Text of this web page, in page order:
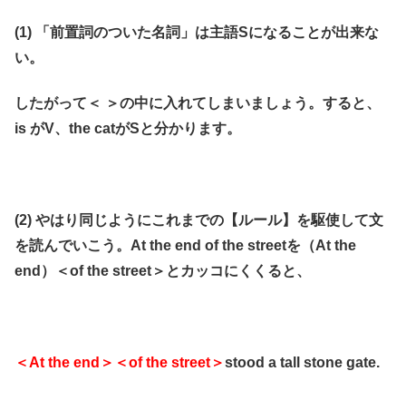
(1) 「前置詞のついた名詞」は主語Sになることが出来な
い。
したがって＜ ＞の中に入れてしまいましょう。すると、
is がV、the catがSと分かります。
(2) やはり同じようにこれまでの【ルール】を駆使して文
を読んでいこう。 At the end of the streetを（At the
end）＜of the street＞とカッコにくくると、
＜At the end＞ ＜of the street＞stood a tall stone gate.